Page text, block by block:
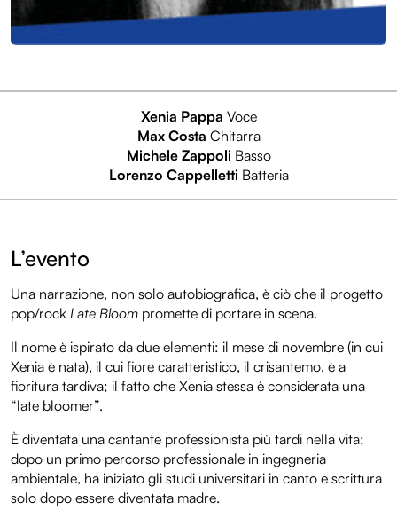
Xenia Pappa Voce
Max Costa Chitarra
Michele Zappoli Basso
Lorenzo Cappelletti Batteria
L’evento
Una narrazione, non solo autobiografica, è ciò che il progetto
pop/rock Late Bloom promette di portare in scena.
Il nome è ispirato da due elementi: il mese di novembre (in cui
Xenia è nata), il cui fiore caratteristico, il crisantemo, è a
fioritura tardiva; il fatto che Xenia stessa è considerata una
“late bloomer”.
È diventata una cantante professionista più tardi nella vita:
dopo un primo percorso professionale in ingegneria
ambientale, ha iniziato gli studi universitari in canto e scrittura
solo dopo essere diventata madre.